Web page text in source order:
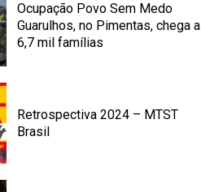
Ocupação Povo Sem Medo
Guarulhos, no Pimentas, chega a
6,7 mil famílias
Retrospectiva 2024 – MTST
Brasil